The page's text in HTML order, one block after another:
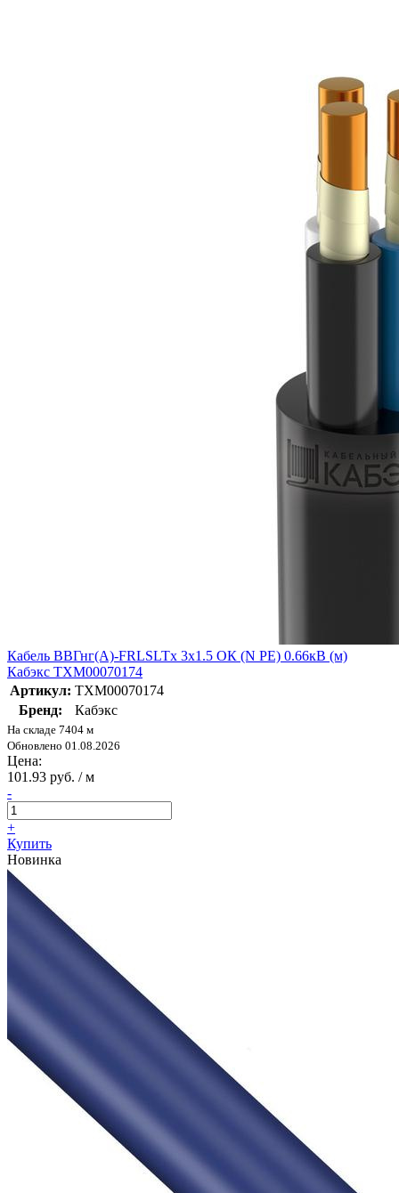
Кабель ВВГнг(А)-FRLSLTx 3х1.5 ОК (N PE) 0.66кВ (м)
Кабэкс ТХМ00070174
Артикул: ТХМ00070174
Бренд:
Кабэкс
На складе 7404 м
Обновлено 01.08.2026
Цена:
101.93 руб. / м
-
+
Купить
Новинка